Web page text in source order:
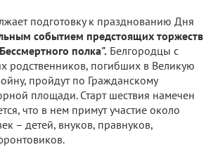
подготовку к празднованию Дня
событием предстоящих торжеств
полка". Белгородцы с
родственников, погибших в Великую
пройдут по Гражданскому
площади. Старт шествия намечен
что в нем примут участие около
– детей, внуков, правнуков,